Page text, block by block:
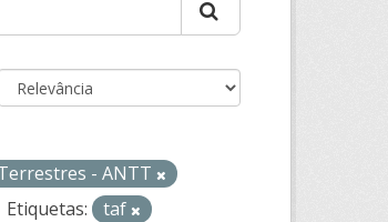
- ANTT
Etiquetas:
taf